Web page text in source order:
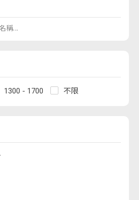
1300 - 1700 不限